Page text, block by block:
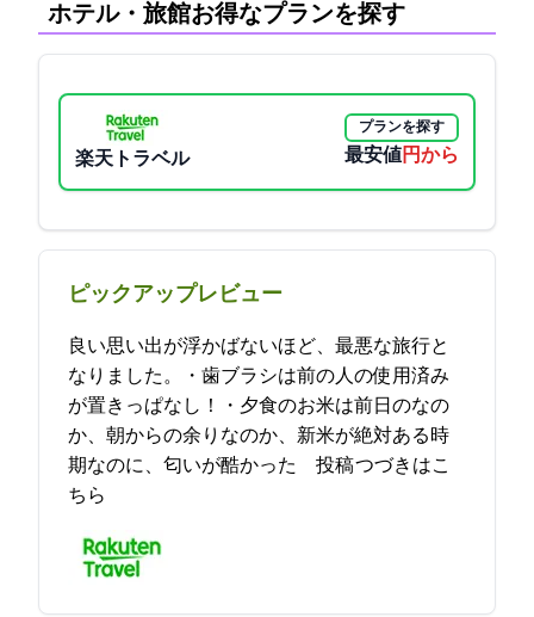
ホテル・旅館:お得なプランを探す
楽天トラベル
プランを探す
最安値5500円から
ピックアップレビュー
良い思い出が浮かばないほど、最悪な旅行と
なりました。・歯ブラシは前の人の使用済み
が置きっぱなし！・夕食のお米は前日のなの
か、朝からの余りなのか、新米が絶対ある時
期なのに、匂いが酷かった… 2021-12-03 19:53:50投稿つづきはこ
ちら